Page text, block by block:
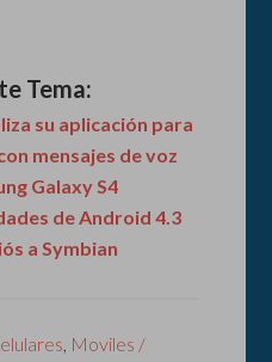
Tema:
su aplicación para
mensajes de voz
Galaxy S4
de Android 4.3
a Symbian
, Moviles /